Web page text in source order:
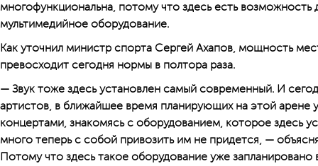
многофункциональна, потому что здесь есть
мультимедийное оборудование.
Как уточнил министр спорта Сергей Ахапов, мощность
превосходит сегодня нормы в полтора раза.
— Звук тоже здесь установлен самый современный. И
артистов, в ближайшее время планирующих на этой арене
концертами, знакомясь с оборудованием, которое здесь
много теперь с собой привозить им не придется, —
Потому что здесь такое оборудование уже запланировано